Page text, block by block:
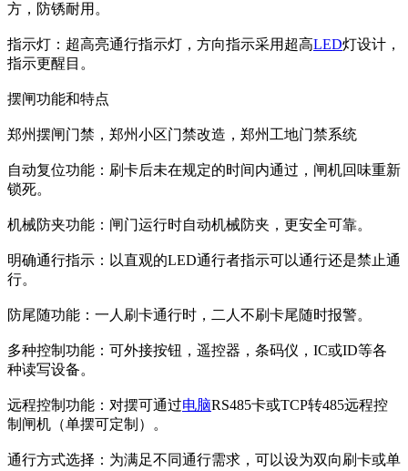
方，防锈耐用。
指示灯：超高亮通行指示灯，方向指示采用超高LED灯设计，
指示更醒目。
摆闸功能和特点
郑州摆闸门禁，郑州小区门禁改造，郑州工地门禁系统
自动复位功能：刷卡后未在规定的时间内通过，闸机回味重新
锁死。
机械防夹功能：闸门运行时自动机械防夹，更安全可靠。
明确通行指示：以直观的LED通行者指示可以通行还是禁止通
行。
防尾随功能：一人刷卡通行时，二人不刷卡尾随时报警。
多种控制功能：可外接按钮，遥控器，条码仪，IC或ID等各
种读写设备。
远程控制功能：对摆可通过电脑RS485卡或TCP转485远程控
制闸机（单摆可定制）。
通行方式选择：为满足不同通行需求，可以设为双向刷卡或单